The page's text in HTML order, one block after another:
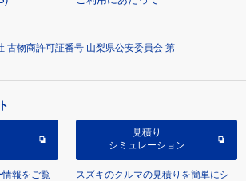
古物商許可証番号 山梨県公安委員会 第
報をご覧
見積り
シミュレーション
スズキのクルマの見積りを簡単にシ